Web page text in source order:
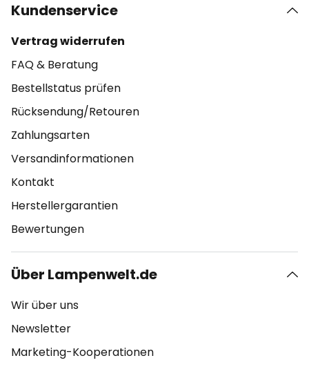
Kundenservice
Vertrag widerrufen
FAQ & Beratung
Bestellstatus prüfen
Rücksendung/Retouren
Zahlungsarten
Versandinformationen
Kontakt
Herstellergarantien
Bewertungen
Über Lampenwelt.de
Wir über uns
Newsletter
Marketing-Kooperationen